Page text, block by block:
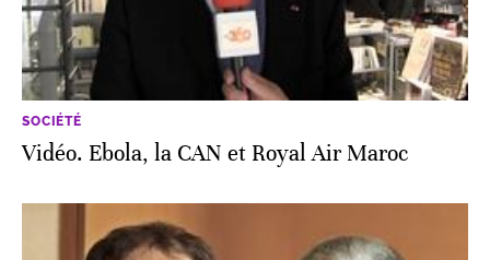
SOCIÉTÉ
Vidéo. Ebola, la CAN et Royal Air Maroc